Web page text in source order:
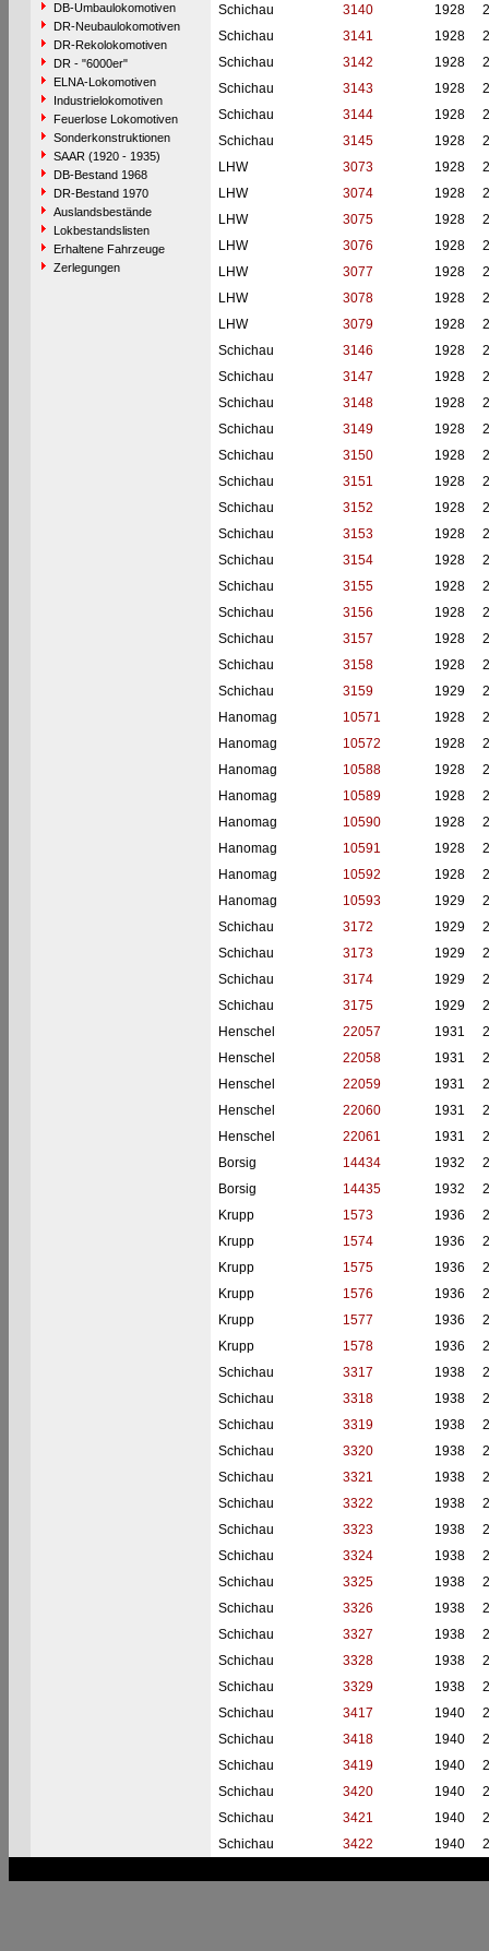
DB-Umbaulokomotiven
DR-Neubaulokomotiven
DR-Rekolokomotiven
DR - "6000er"
ELNA-Lokomotiven
Industrielokomotiven
Feuerlose Lokomotiven
Sonderkonstruktionen
SAAR (1920 - 1935)
DB-Bestand 1968
DR-Bestand 1970
Auslandsbestände
Lokbestandslisten
Erhaltene Fahrzeuge
Zerlegungen
Schichau
3140 1928
Schichau
3141 1928
Schichau
3142 1928
Schichau
3143 1928
Schichau
3144 1928
Schichau
3145 1928
LHW
3073 1928
LHW
3074 1928
LHW
3075 1928
LHW
3076 1928
LHW
3077 1928
LHW
3078 1928
LHW
3079 1928
Schichau
3146 1928
Schichau
3147 1928
Schichau
3148 1928
Schichau
3149 1928
Schichau
3150 1928
Schichau
3151 1928
Schichau
3152 1928
Schichau
3153 1928
Schichau
3154 1928
Schichau
3155 1928
Schichau
3156 1928
Schichau
3157 1928
Schichau
3158 1928
Schichau
3159 1929
Hanomag
10571 1928
Hanomag
10572 1928
Hanomag
10588 1928
Hanomag
10589 1928
Hanomag
10590 1928
Hanomag
10591 1928
Hanomag
10592 1928
Hanomag
10593 1929
Schichau
3172 1929
Schichau
3173 1929
Schichau
3174 1929
Schichau
3175 1929
Henschel
22057 1931
Henschel
22058 1931
Henschel
22059 1931
Henschel
22060 1931
Henschel
22061 1931
Borsig
14434 1932
Borsig
14435 1932
Krupp
1573 1936
Krupp
1574 1936
Krupp
1575 1936
Krupp
1576 1936
Krupp
1577 1936
Krupp
1578 1936
Schichau
3317 1938
Schichau
3318 1938
Schichau
3319 1938
Schichau
3320 1938
Schichau
3321 1938
Schichau
3322 1938
Schichau
3323 1938
Schichau
3324 1938
Schichau
3325 1938
Schichau
3326 1938
Schichau
3327 1938
Schichau
3328 1938
Schichau
3329 1938
Schichau
3417 1940
Schichau
3418 1940
Schichau
3419 1940
Schichau
3420 1940
Schichau
3421 1940
Schichau
3422 1940